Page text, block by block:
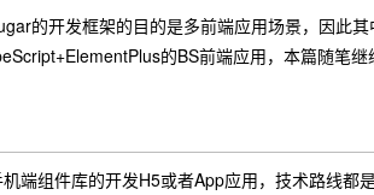
的开发框架的目的是多前端应用场景，因此
的BS前端应用，本篇随笔
端组件库的开发H5或者App应用，技术路线都